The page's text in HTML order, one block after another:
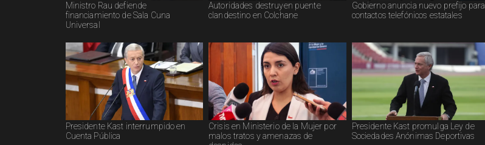
Ministro Rau defiende
financiamiento de Sala Cuna
Universal
Autoridades destruyen puente
clandestino en Colchane
Gobierno anuncia nuevo prefijo para
contactos telefónicos estatales
Presidente Kast interrumpido en
Cuenta Pública
Crisis en Ministerio de la Mujer por
malos tratos y amenazas de
Presidente Kast promulga Ley de
Sociedades Anónimas Deportivas